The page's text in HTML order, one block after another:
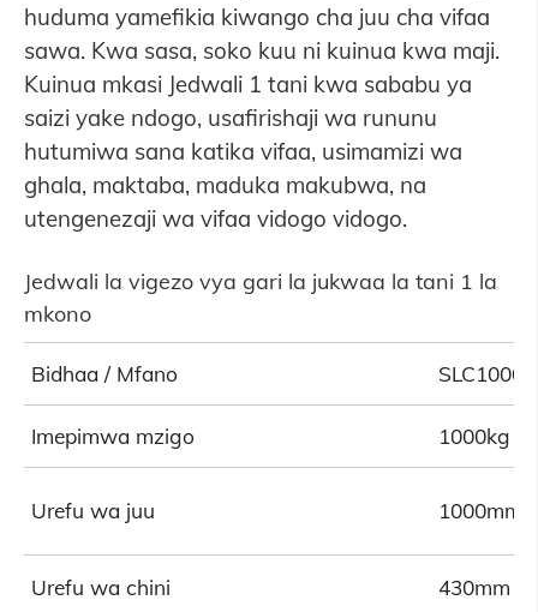
huduma yamefikia kiwango cha juu cha vifaa
sawa. Kwa sasa, soko kuu ni kuinua kwa maji.
Kuinua mkasi Jedwali 1 tani kwa sababu ya
saizi yake ndogo, usafirishaji wa rununu
hutumiwa sana katika vifaa, usimamizi wa
ghala, maktaba, maduka makubwa, na
utengenezaji wa vifaa vidogo vidogo.
Jedwali la vigezo vya gari la jukwaa la tani 1 la
mkono
Bidhaa / Mfano SLC1000
Imepimwa mzigo 1000kg
Urefu wa juu 1000mm
Urefu wa chini 430mm